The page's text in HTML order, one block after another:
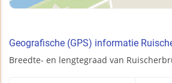
Geografische (GPS) informatie
Breedte- en lengtegraad van